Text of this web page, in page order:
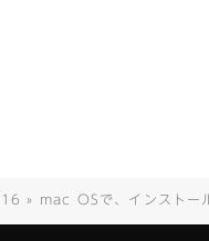
» mac OSで、インストー